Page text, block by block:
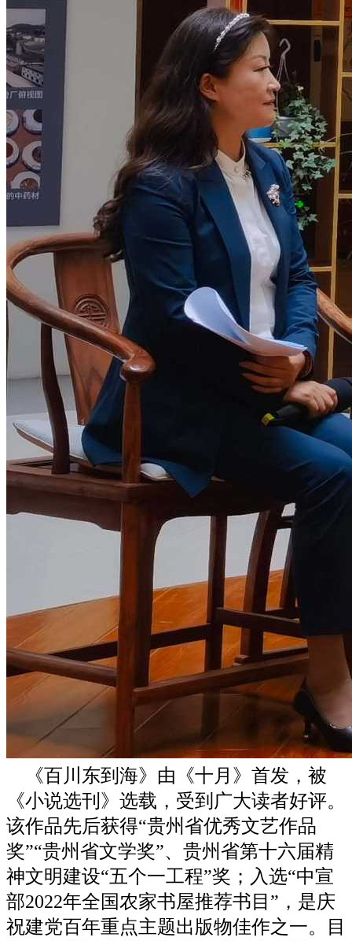
《百川东到海》由《十月》首发，被
《小说选刊》选载，受到广大读者好评。
该作品先后获得“贵州省优秀文艺作品
奖”“贵州省文学奖”、贵州省第十六届精
神文明建设“五个一工程”奖；入选“中宣
部2022年全国农家书屋推荐书目”，是庆
祝建党百年重点主题出版物佳作之一。目